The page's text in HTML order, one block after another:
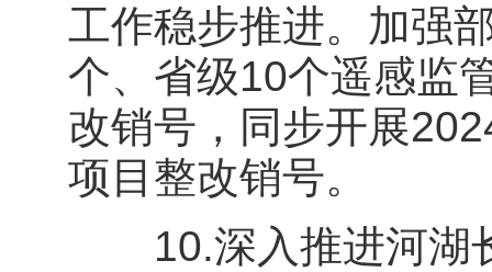
工作稳步推进。加强
个、省级10个遥感监
改销号，同步开展
项目整改销号。
10.深入推进河湖